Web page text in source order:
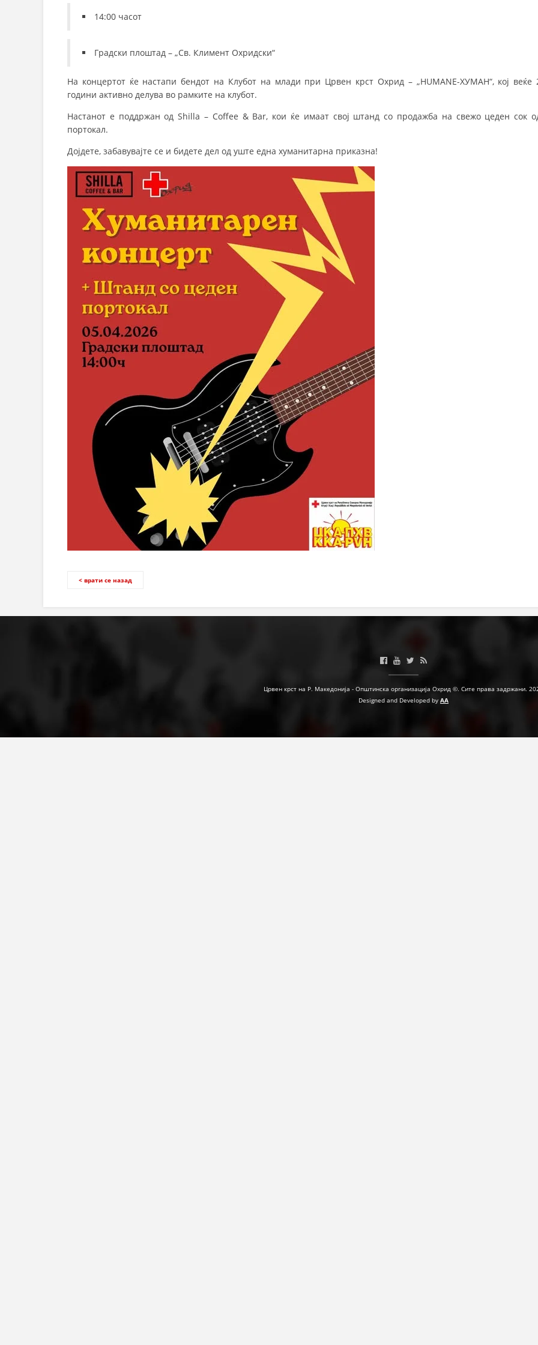
МЕНАЏМЕНТ НА ВОЛОНТЕРИ
ЕДУКАТИВНО ИНФОРМАТИВНИ МАТЕРИЈАЛИ
14:00 часот
Градски плоштад – „Св. Климент Охридски“
На концертот ќе настапи бендот на Клубот на млади при Црвен крст Охрид – „HUMANE-ХУМАН“, кој веќе
години активно делува во рамките на клубот.
Настанот е поддржан од Shilla – Coffee & Bar, кои ќе имаат свој штанд со продажба на свежо цеден сок
портокал.
Дојдете, забавувајте се и бидете дел од уште една хуманитарна приказна!
< врати се назад
Црвен крст на Р. Македонија - Општинска организација Охрид ©. Сите права задржани.
Designed and Developed by AA